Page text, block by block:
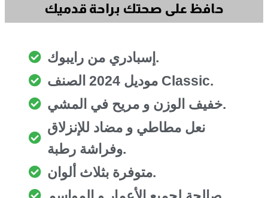
حافظ على صحتك براحة قدميك
إسبادري من رايبوك.
موديل 2024 الصنف Classic.
خفيف الوزن و مريح في المشي.
نعل مطاطي و مضاد للإنزلاق
وفراشة رطبة.
متوفرة بثلاث ألوان.